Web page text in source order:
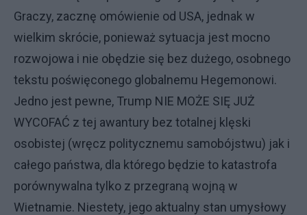
Graczy, zacznę omówienie od USA, jednak w
wielkim skrócie, ponieważ sytuacja jest mocno
rozwojowa i nie obędzie się bez dużego, osobnego
tekstu poświęconego globalnemu Hegemonowi.
Jedno jest pewne, Trump NIE MOŻE SIĘ JUŻ
WYCOFAĆ z tej awantury bez totalnej klęski
osobistej (wręcz politycznemu samobójstwu) jak i
całego państwa, dla którego będzie to katastrofa
porównywalna tylko z przegraną wojną w
Wietnamie. Niestety, jego aktualny stan umysłowy